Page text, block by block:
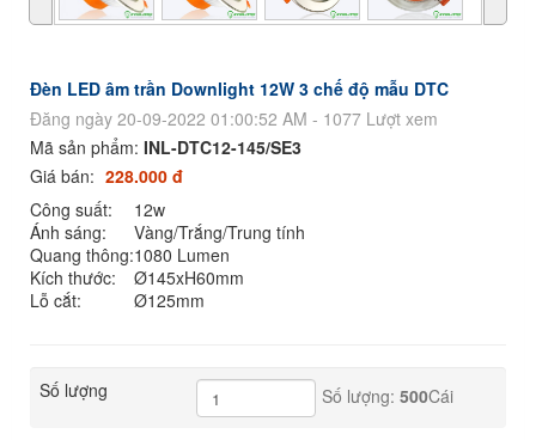
Đèn LED âm trần Downlight 12W 3 chế độ mẫu DTC
Đăng ngày 20-09-2022 01:00:52 AM - 1077 Lượt xem
Mã sản phẩm: INL-DTC12-145/SE3
Giá bán: 228.000 đ
Công suất:
12w
Ánh sáng:
Vàng/Trắng/Trung tính
Quang thông:1080 Lumen
Kích thước:
Ø145xH60mm
Lỗ cắt:
Ø125mm
Số lượng Số lượng: 500Cái